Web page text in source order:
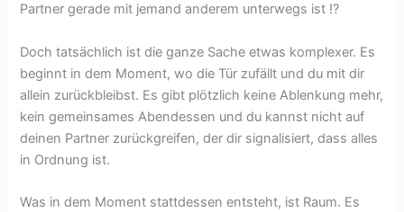
Partner gerade mit jemand anderem unterwegs ist !?
Doch tatsächlich ist die ganze Sache etwas komplexer. Es
beginnt in dem Moment, wo die Tür zufällt und du mit dir
allein zurückbleibst. Es gibt plötzlich keine Ablenkung mehr,
kein gemeinsames Abendessen und du kannst nicht auf
deinen Partner zurückgreifen, der dir signalisiert, dass alles
in Ordnung ist.
Was in dem Moment stattdessen entsteht, ist Raum. Es